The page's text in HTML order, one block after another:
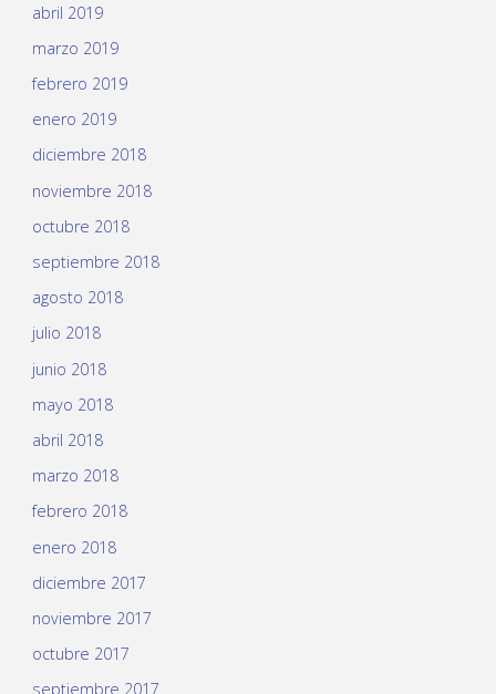
abril 2019
marzo 2019
febrero 2019
enero 2019
diciembre 2018
noviembre 2018
octubre 2018
septiembre 2018
agosto 2018
julio 2018
junio 2018
mayo 2018
abril 2018
marzo 2018
febrero 2018
enero 2018
diciembre 2017
noviembre 2017
octubre 2017
septiembre 2017